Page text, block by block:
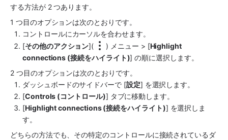
する方法が 2 つあります。
1 つ目のオプションは次のとおりです。
コントロールにカーソルを合わせます。
[その他のアクション]( ) メニュー > [Highlight
connections (接続をハイライト)] の順に選択します。
2 つ目のオプションは次のとおりです。
ダッシュボードのサイドバーで [設定] を選択します。
[Controls (コントロール)] タブに移動します。
[Highlight connections (接続をハイライト)] を選択しま
す。
どちらの方法でも、その特定のコントロールに接続されているダ